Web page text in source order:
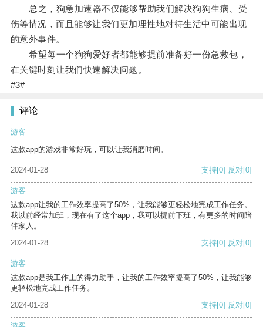
总之，狗急加速器不仅能够帮助我们解决狗狗生病、受
伤等情况，而且能够让我们更加理性地对待生活中可能出现
的意外事件。
希望每一个狗狗爱好者都能够提前准备好一份急救包，
在关键时刻让我们快速解决问题。
#3#
评论
游客
这款app的游戏非常好玩，可以让我消磨时间。
2024-01-28 支持[0] 反对[0]
游客
这款app让我的工作效率提高了50%，让我能够更轻松地完成工作任务。
我以前经常加班，现在有了这个app，我可以提前下班，有更多的时间陪
伴家人。
2024-01-28
支持[0] 反对[0]
游客
这款app是我工作上的得力助手，让我的工作效率提高了50%，让我能够
更轻松地完成工作任务。
2024-01-28
支持[0] 反对[0]